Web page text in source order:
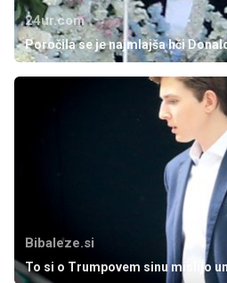
24ur.com
Poročila se je najmlajša hči
Bibaleze.si
To si o Trumpovem sinu mislijo